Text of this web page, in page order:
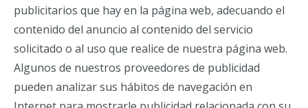
publicitarios que hay en la página web, adecuando el
contenido del anuncio al contenido del servicio
solicitado o al uso que realice de nuestra página web.
Algunos de nuestros proveedores de publicidad
pueden analizar sus hábitos de navegación en